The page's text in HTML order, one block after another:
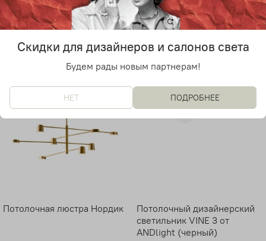
от16 900 руб от37 000 руб
Потолочная люстра Нордик
Потолочный дизайнерский
светильник VINE 3 от
ANDlight (черный)
Скидки для дизайнеров и салонов света
Будем рады новым партнерам!
НЕТ ПОДРОБНЕЕ